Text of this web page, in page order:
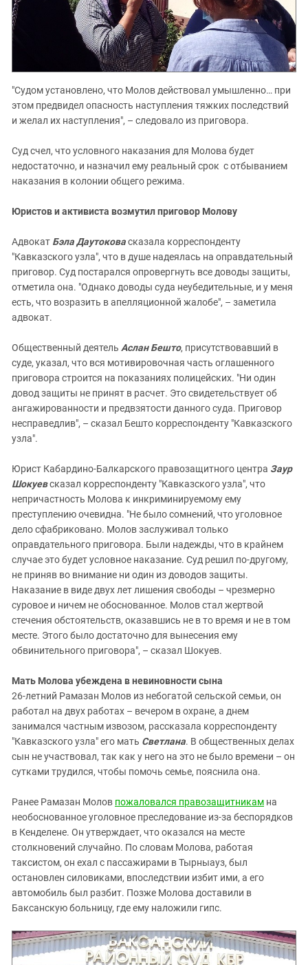
"Судом установлено, что Молов действовал умышленно… при
этом предвидел опасность наступления тяжких последствий
и желал их наступления", – следовало из приговора.
Суд счел, что условного наказания для Молова будет
недостаточно, и назначил ему реальный срок с отбыванием
наказания в колонии общего режима.
Юристов и активиста возмутил приговор Молову
Адвокат Бэла Даутоковасказала корреспонденту
"Кавказского узла", что в душе надеялась на оправдательный
приговор. Суд постарался опровергнуть все доводы защиты,
отметила она. "Однако доводы суда неубедительные, и у меня
есть, что возразить в апелляционной жалобе", – заметила
адвокат.
Общественный деятель Аслан Бешто, присутствовавший в
суде, указал, что вся мотивировочная часть оглашенного
приговора строится на показаниях полицейских. "Ни один
довод защиты не принят в расчет. Это свидетельствует об
ангажированности и предвзятости данного суда. Приговор
несправедлив", – сказал Бешто корреспонденту "Кавказского
узла".
Юрист Кабардино-Балкарского правозащитного центра Заур
Шокуевсказал корреспонденту "Кавказского узла", что
непричастность Молова к инкриминируемому ему
преступлению очевидна. "Не было сомнений, что уголовное
дело сфабриковано. Молов заслуживал только
оправдательного приговора. Были надежды, что в крайнем
случае это будет условное наказание. Суд решил по-другому,
не приняв во внимание ни один из доводов защиты.
Наказание в виде двух лет лишения свободы – чрезмерно
суровое и ничем не обоснованное. Молов стал жертвой
стечения обстоятельств, оказавшись не в то время и не в том
месте. Этого было достаточно для вынесения ему
обвинительного приговора", – сказал Шокуев.
Мать Молова убеждена в невиновности сына
26-летний Рамазан Молов из небогатой сельской семьи, он
работал на двух работах – вечером в охране, а днем
занимался частным извозом, рассказала корреспонденту
"Кавказского узла" его мать Светлана. В общественных делах
сын не участвовал, так как у него на это не было времени – он
сутками трудился, чтобы помочь семье, пояснила она.
Ранее Рамазан Молов пожаловался правозащитникам на
необоснованное уголовное преследование из-за беспорядков
в Кенделене. Он утверждает, что оказался на месте
столкновений случайно. По словам Молова, работая
таксистом, он ехал с пассажирами в Тырныауз, был
остановлен силовиками, впоследствии избит ими, а его
автомобиль был разбит. Позже Молова доставили в
Баксанскую больницу, где ему наложили гипс.